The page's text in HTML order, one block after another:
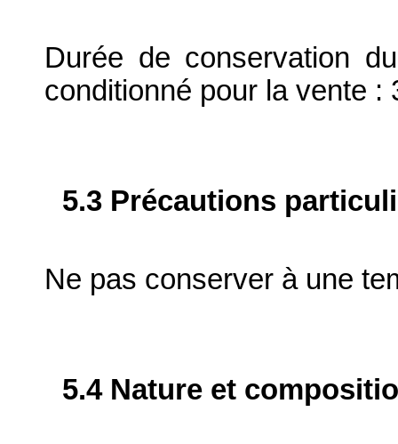
Durée de conservation
conditionné pour la vente :
5.3 Précautions
Ne pas conserver à une
5.4 Nature et